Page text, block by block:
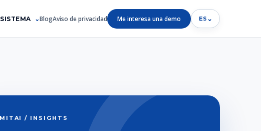
BlogAviso de privacidad Me interesa una demo ES ⌄
/ INSIGHTS